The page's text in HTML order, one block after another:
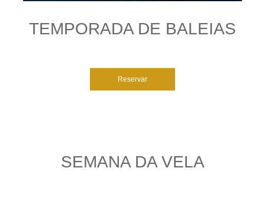
TEMPORADA DE BALEIAS
Reservar
SEMANA DA VELA